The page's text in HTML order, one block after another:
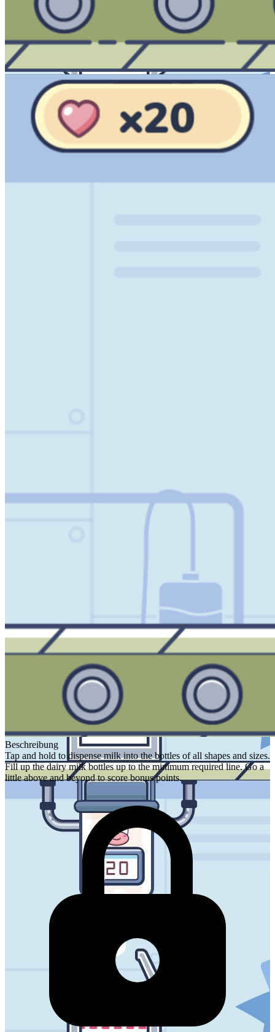
Beschreibung
Tap and hold to dispense milk into the bottles of all shapes and sizes.
Fill up the dairy milk bottles up to the minimum required line. Go a
little above and beyond to score bonus points.